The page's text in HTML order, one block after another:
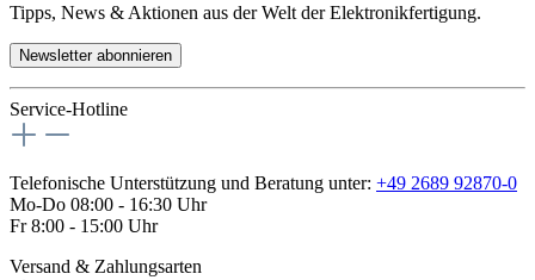
Tipps, News & Aktionen aus der Welt der Elektronikfertigung.
Newsletter abonnieren
Service-Hotline
Telefonische Unterstützung und Beratung unter: +49 2689 92870-0
Mo-Do 08:00 - 16:30 Uhr
Fr 8:00 - 15:00 Uhr
Versand & Zahlungsarten